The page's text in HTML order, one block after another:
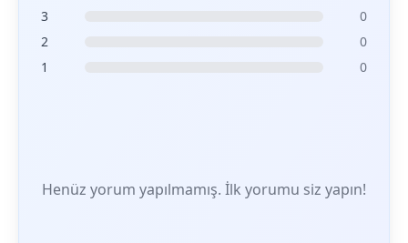
3
0
2
0
1
0
Henüz yorum yapılmamış. İlk yorumu siz yapın!